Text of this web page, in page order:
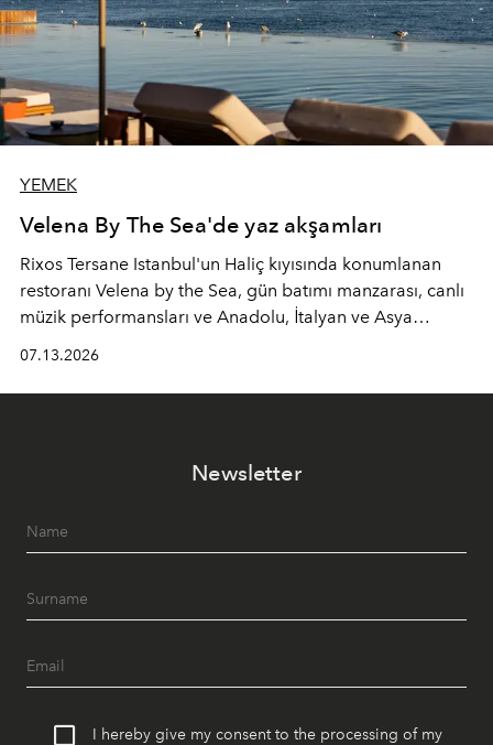
YEMEK
Velena By The Sea'de yaz akşamları
Rixos Tersane Istanbul'un Haliç kıyısında konumlanan
restoranı Velena by the Sea, gün batımı manzarası, canlı
müzik performansları ve Anadolu, İtalyan ve Asya
devam ediyor.
07.13.2026
Newsletter
I hereby give my consent to the processing of my